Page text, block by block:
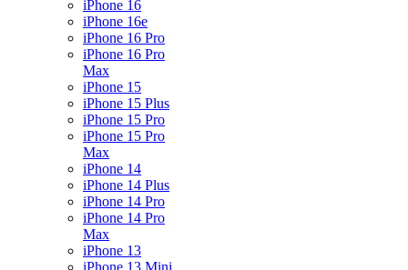
iPhone 16
iPhone 16e
iPhone 16 Pro
iPhone 16 Pro
Max
iPhone 15
iPhone 15 Plus
iPhone 15 Pro
iPhone 15 Pro
Max
iPhone 14
iPhone 14 Plus
iPhone 14 Pro
iPhone 14 Pro
Max
iPhone 13
iPhone 13 Mini